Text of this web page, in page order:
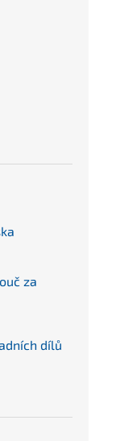
za
dílů